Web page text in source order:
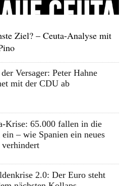
Ziel? – Ceuta-Analyse mit
Versager: Peter Hahne
mit der CDU ab
Krise: 65.000 fallen in die
ein – wie Spanien ein neues
verhindert
2.0: Der Euro steht